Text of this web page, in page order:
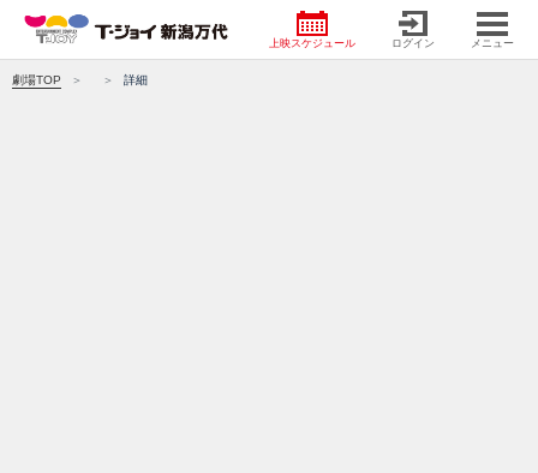
上映スケジュール ログイン メニュー
劇場TOP 詳細